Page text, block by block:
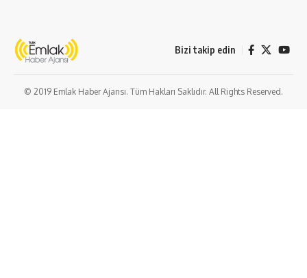
Bizi takip edin
© 2019 Emlak Haber Ajansı. Tüm Hakları Saklıdır. All Rights Reserved.